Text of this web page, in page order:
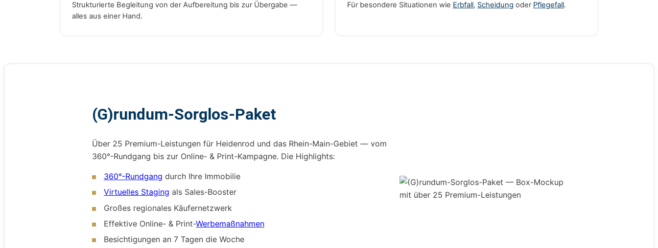
Strukturierte Begleitung von der Aufbereitung bis zur Übergabe —
alles aus einer Hand.
Für besondere Situationen wie Erbfall, Scheidung oder Pflegefall.
(G)rundum-Sorglos-Paket
Über 25 Premium-Leistungen für Heidenrod und das Rhein-Main-Gebiet — vom
360°-Rundgang bis zur Online- & Print-Kampagne. Die Highlights:
360°-Rundgang durch Ihre Immobilie
Virtuelles Staging als Sales-Booster
Großes regionales Käufernetzwerk
Effektive Online- & Print-Werbemaßnahmen
Besichtigungen an 7 Tagen die Woche